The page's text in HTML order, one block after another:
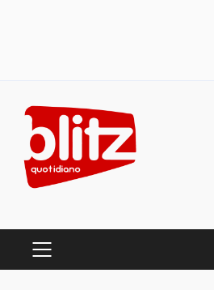
content
PRIMARY